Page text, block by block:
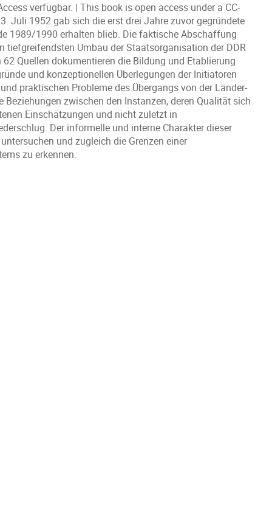
verfügbar. | This book is open access under a CC-
Juli 1952 gab sich die erst drei Jahre zuvor gegründete
1989/1990 erhalten blieb. Die faktische Abschaffung
tiefgreifendsten Umbau der Staatsorganisation der DDR
Quellen dokumentieren die Bildung und Etablierung
und konzeptionellen Überlegungen der Initiatoren
praktischen Probleme des Übergangs von der Länder-
zwischen den Instanzen, deren Qualität sich
Einschätzungen und nicht zuletzt in
Der informelle und interne Charakter dieser
und zugleich die Grenzen einer
zu erkennen.